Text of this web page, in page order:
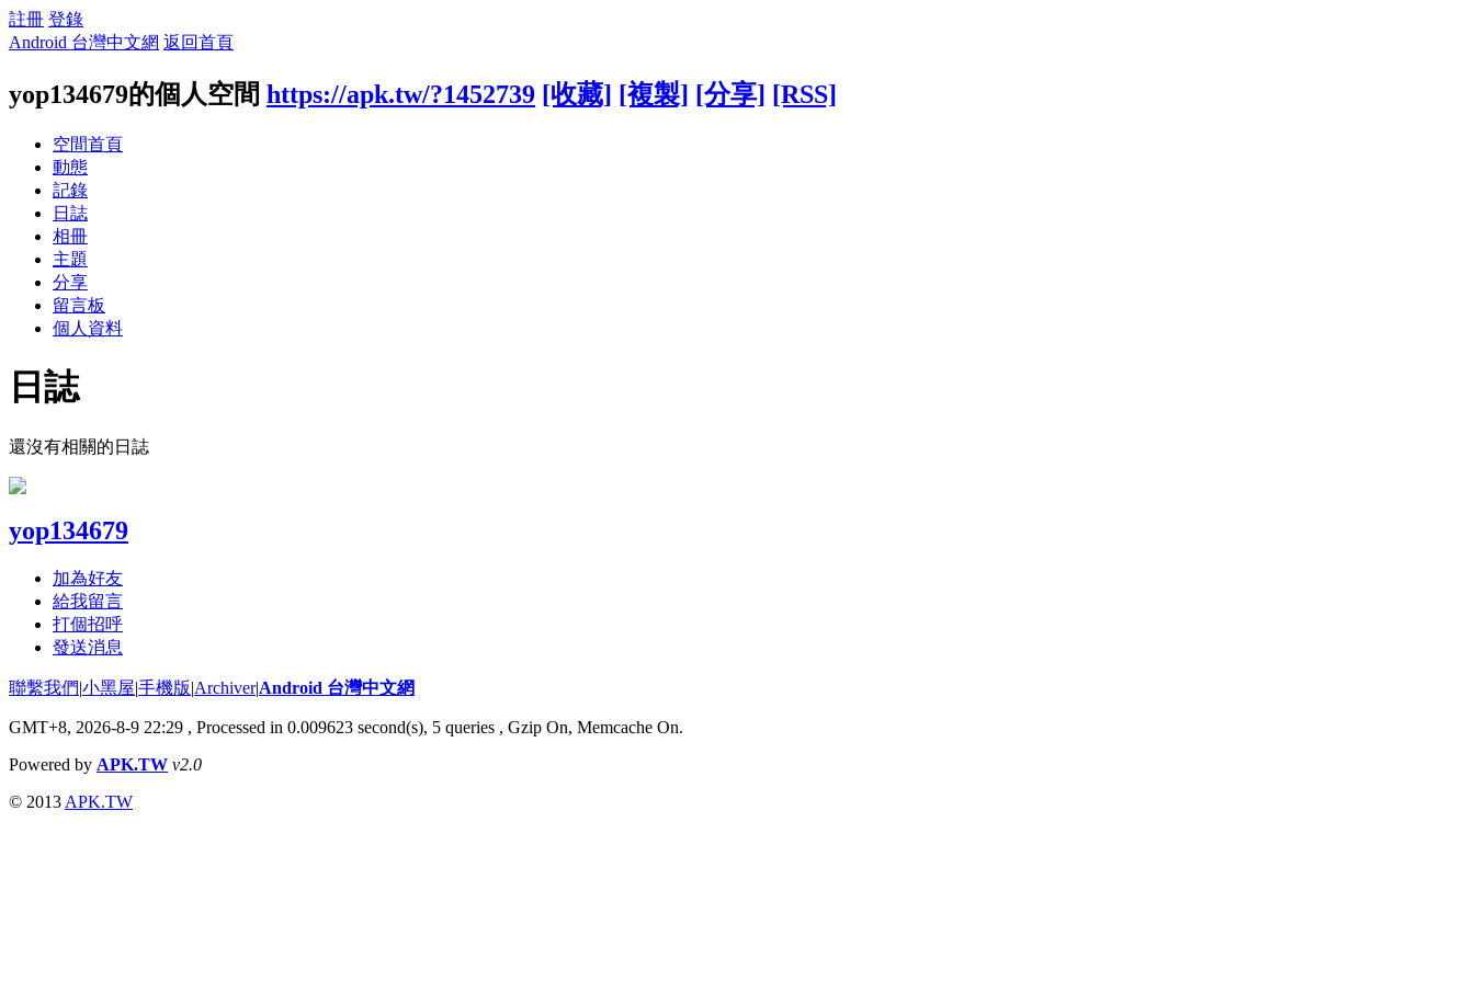
註冊 登錄
Android 台灣中文網 返回首頁
yop134679的個人空間 https://apk.tw/?1452739 [收藏] [複製] [分享] [RSS]
空間首頁
動態
記錄
日誌
相冊
主題
分享
留言板
個人資料
日誌
還沒有相關的日誌
yop134679
加為好友
給我留言
打個招呼
發送消息
聯繫我們|小黑屋|手機版|Archiver|Android 台灣中文網
GMT+8, 2026-8-9 22:29 , Processed in 0.009623 second(s), 5 queries , Gzip On, Memcache On.
Powered by APK.TW v2.0
© 2013 APK.TW